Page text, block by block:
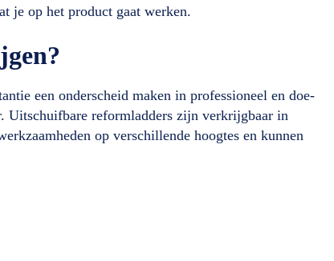
je op het product gaat werken.
een onderscheid maken in professioneel en doe-
Uitschuifbare reformladders zijn verkrijgbaar in
op verschillende hoogtes en kunnen